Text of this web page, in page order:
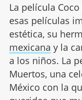
La película
esas películas
estética, su
mexicana y la
a los niños. La
Muertos, una
México con la